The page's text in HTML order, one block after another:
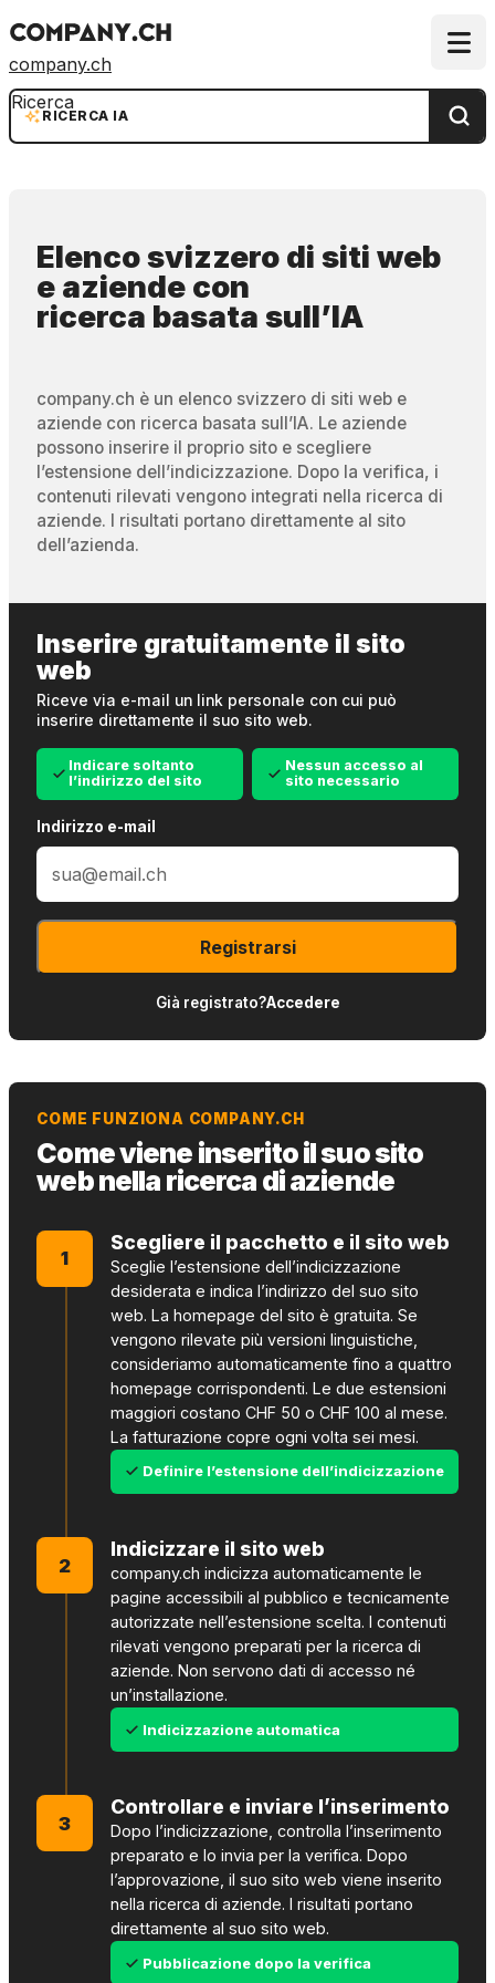
company.ch
RICERCA IA
Ricerca
Elenco svizzero di siti web
e aziende con
ricerca basata sull’IA
company.ch è un elenco svizzero di siti web e
aziende con ricerca basata sull’IA. Le aziende
possono inserire il proprio sito e scegliere
l’estensione dell’indicizzazione. Dopo la verifica, i
contenuti rilevati vengono integrati nella ricerca di
aziende. I risultati portano direttamente al sito
dell’azienda.
Inserire gratuitamente il sito
web
Riceve via e-mail un link personale con cui può
inserire direttamente il suo sito web.
Indicare soltanto
l’indirizzo del sito
Nessun accesso al
sito necessario
Indirizzo e-mail
Registrarsi
Già registrato?Accedere
COME FUNZIONA COMPANY.CH
Come viene inserito il suo sito
web nella ricerca di aziende
1
Scegliere il pacchetto e il sito web
Sceglie l’estensione dell’indicizzazione
desiderata e indica l’indirizzo del suo sito
web. La homepage del sito è gratuita. Se
vengono rilevate più versioni linguistiche,
consideriamo automaticamente fino a quattro
homepage corrispondenti. Le due estensioni
maggiori costano CHF 50 o CHF 100 al mese.
La fatturazione copre ogni volta sei mesi.
Definire l’estensione dell’indicizzazione
2
Indicizzare il sito web
company.ch indicizza automaticamente le
pagine accessibili al pubblico e tecnicamente
autorizzate nell’estensione scelta. I contenuti
rilevati vengono preparati per la ricerca di
aziende. Non servono dati di accesso né
un’installazione.
Indicizzazione automatica
3
Controllare e inviare l’inserimento
Dopo l’indicizzazione, controlla l’inserimento
preparato e lo invia per la verifica. Dopo
l’approvazione, il suo sito web viene inserito
nella ricerca di aziende. I risultati portano
direttamente al suo sito web.
Pubblicazione dopo la verifica